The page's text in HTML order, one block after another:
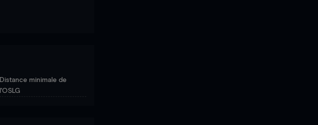
Distance minimale de
l'OSLG